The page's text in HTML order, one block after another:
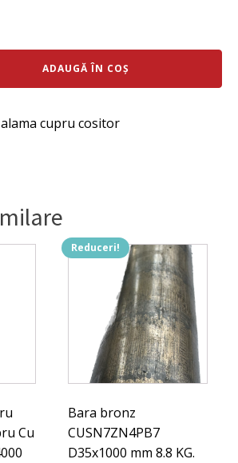
ADAUGĂ ÎN COȘ
cupru cositor
Cu
Reduceri!
Bara bronz
CUSN7ZN4PB7
D35x1000 mm 8.8 KG.